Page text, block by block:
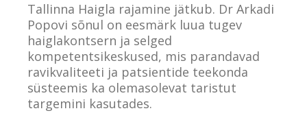
Tallinna Haigla rajamine jätkub. Dr Arkadi
Popovi sõnul on eesmärk luua tugev
haiglakontsern ja selged
kompetentsikeskused, mis parandavad
ravikvaliteeti ja patsientide teekonda
süsteemis ka olemasolevat taristut
targemini kasutades.